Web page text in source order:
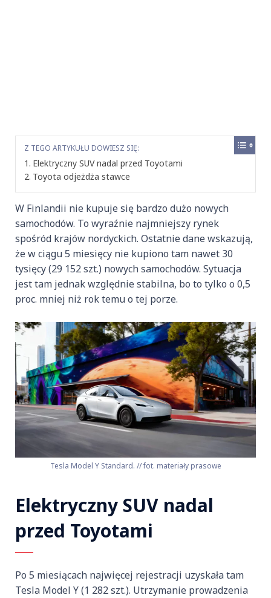
Z TEGO ARTYKUŁU DOWIESZ SIĘ:
Elektryczny SUV nadal przed Toyotami
Toyota odjeżdża stawce
W Finlandii nie kupuje się bardzo dużo nowych
samochodów. To wyraźnie najmniejszy rynek
spośród krajów nordyckich. Ostatnie dane wskazują,
że w ciągu 5 miesięcy nie kupiono tam nawet 30
tysięcy (29 152 szt.) nowych samochodów. Sytuacja
jest tam jednak względnie stabilna, bo to tylko o 0,5
proc. mniej niż rok temu o tej porze.
Tesla Model Y Standard. // fot. materiały prasowe
Elektryczny SUV nadal
przed Toyotami
Po 5 miesiącach najwięcej rejestracji uzyskała tam
Tesla Model Y (1 282 szt.). Utrzymanie prowadzenia